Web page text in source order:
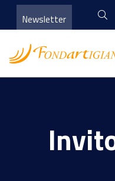
Newsletter